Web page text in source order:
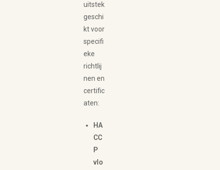
uitstek
geschi
kt voor
specifi
eke
richtlij
nen en
certific
aten:
HA
CC
P
vlo